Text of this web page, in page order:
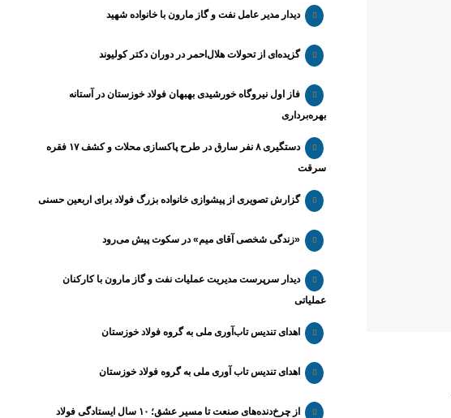
دیدار مدیر عامل نفت و گاز مارون با خانواده شهید
گزیده‌ای از تحولات هلال‌احمر در دوران دکتر کولیوند
فاز اول نیروگاه خورشیدی بهبهان فولاد خوزستان در آستانه
بهره‌برداری
دستگیری ۸ نفر سارق در طرح پاکسازی محلات و کشف ۱۷ فقره
سرقت
گزارش تصویری از پیشوازی خانواده بزرگ فولاد برای اربعین حسنی
«زندگی شخصی آقای میم» در سکوت پیش می‌رود
دیدار سرپرست مدیریت عملیات نفت و گاز مارون با کارکنان
عملیاتی
اهدای تندیس تاب‌آوری ملی به گروه فولاد خوزستان
اهدای تندیس تاب آوری ملی به گروه فولاد خوزستان
از چرخ‌دنده‌های صنعت تا مسیر عشق؛ ۱۰ سال ایستادگی فولاد